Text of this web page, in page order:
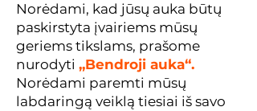
Norėdami, kad jūsų auka būtų
paskirstyta įvairiems mūsų
geriems tikslams, prašome
nurodyti „Bendroji auka“.
Norėdami paremti mūsų
labdaringą veiklą tiesiai iš savo